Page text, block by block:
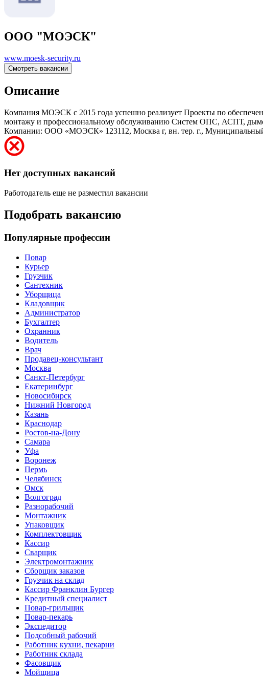
ООО "МОЭСК"
www.moesk-security.ru
Смотреть вакансии
Описание
Компания МОЭСК с 2015 года успешно реализует Проекты по
монтажу и профессиональному обслуживанию Систем ОПС, АСПТ,
Компании: ООО «МОЭСК» 123112, Москва г, вн. тер. г.,
Нет доступных вакансий
Работодатель еще не разместил вакансии
Подобрать вакансию
Популярные профессии
Повар
Курьер
Грузчик
Сантехник
Уборщица
Кладовщик
Администратор
Бухгалтер
Охранник
Водитель
Врач
Продавец-консультант
Москва
Санкт-Петербург
Екатеринбург
Новосибирск
Нижний Новгород
Казань
Краснодар
Ростов-на-Дону
Самара
Уфа
Воронеж
Пермь
Челябинск
Омск
Волгоград
Разнорабочий
Монтажник
Упаковщик
Комплектовщик
Кассир
Сварщик
Электромонтажник
Сборщик заказов
Грузчик на склад
Кассир Франклин Бургер
Кредитный специалист
Повар-грильщик
Повар-пекарь
Экспедитор
Подсобный рабочий
Работник кухни, пекарни
Работник склада
Фасовщик
Мойщица